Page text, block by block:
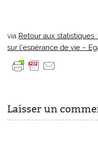
via Retour aux statistiques
sur l’espérance de vie –
Laisser un